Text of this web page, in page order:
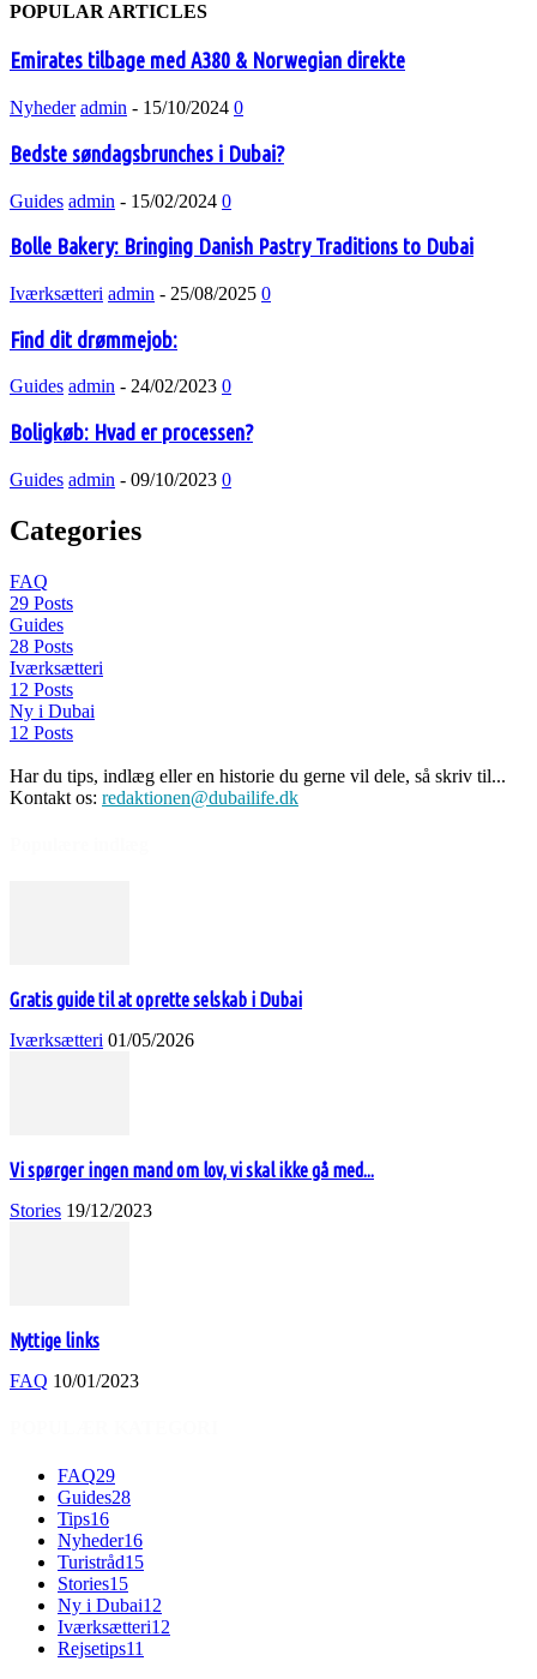
POPULAR ARTICLES
Emirates tilbage med A380 & Norwegian direkte
Nyheder admin - 15/10/2024 0
Bedste søndagsbrunches i Dubai?
Guides admin - 15/02/2024 0
Bolle Bakery: Bringing Danish Pastry Traditions to Dubai
Iværksætteri admin - 25/08/2025 0
Find dit drømmejob:
Guides admin - 24/02/2023 0
Boligkøb: Hvad er processen?
Guides admin - 09/10/2023 0
Categories
FAQ
29 Posts
Guides
28 Posts
Iværksætteri
12 Posts
Ny i Dubai
12 Posts
Har du tips, indlæg eller en historie du gerne vil dele, så skriv til...
Kontakt os: redaktionen@dubailife.dk
Gratis guide til at oprette selskab i Dubai
Iværksætteri 01/05/2026
Vi spørger ingen mand om lov, vi skal ikke gå med...
Stories 19/12/2023
Nyttige links
FAQ 10/01/2023
FAQ29
Guides28
Tips16
Nyheder16
Turistråd15
Stories15
Ny i Dubai12
Iværksætteri12
Rejsetips11